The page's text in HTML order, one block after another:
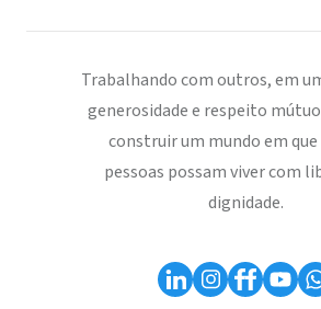
Trabalhando com outros, em
generosidade e respeito
construir um mundo em que
pessoas possam viver com
dignidade.